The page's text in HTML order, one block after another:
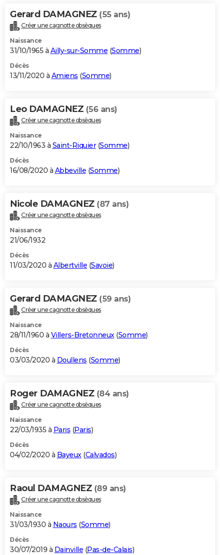
Gerard DAMAGNEZ (55 ans)
Créer une cagnotte obsèques
Naissance
31/10/1965 à Ailly-sur-Somme (Somme)
Décès
13/11/2020 à Amiens (Somme)
Leo DAMAGNEZ (56 ans)
Créer une cagnotte obsèques
Naissance
22/10/1963 à Saint-Riquier(Somme)
Décès
16/08/2020 à Abbeville (Somme)
Nicole DAMAGNEZ (87 ans)
Créer une cagnotte obsèques
Naissance
21/06/1932
Décès
11/03/2020 à Albertville (Savoie)
Gerard DAMAGNEZ (59 ans)
Créer une cagnotte obsèques
Naissance
28/11/1960 à Villers-Bretonneux(Somme)
Décès
03/03/2020 à Doullens (Somme)
Roger DAMAGNEZ (84 ans)
Créer une cagnotte obsèques
Naissance
22/03/1935 à Paris (Paris)
Décès
04/02/2020 à Bayeux(Calvados)
Raoul DAMAGNEZ (89 ans)
Créer une cagnotte obsèques
Naissance
31/03/1930 à Naours (Somme)
Décès
30/07/2019 à Dainville (Pas-de-Calais)